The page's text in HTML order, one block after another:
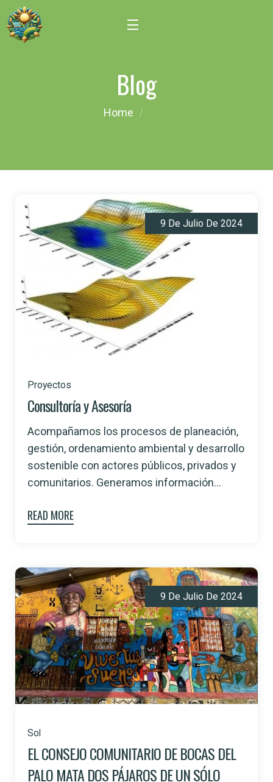
Blog
Home
9 De Julio De 2024
Proyectos
Consultoría y Asesoría
Acompañamos los procesos de planeación,
gestión, ordenamiento ambiental y desarrollo
sostenible con actores públicos, privados y
comunitarios. Generamos información...
READ MORE
9 De Julio De 2024
Sol
EL CONSEJO COMUNITARIO DE BOCAS DEL
PALO MATA DOS PÁJAROS DE UN SÓLO